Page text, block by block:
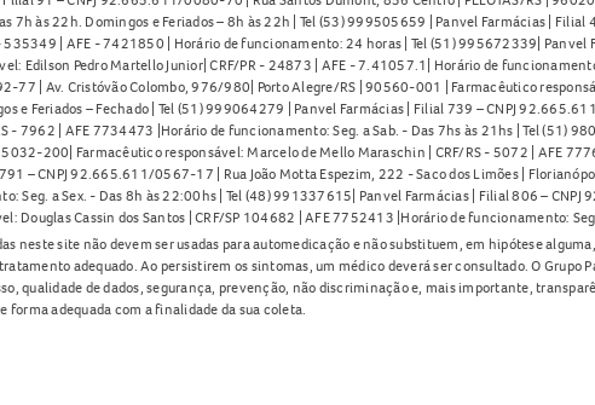
7h às 22h. Domingos e Feriados – 8h às 22h | Tel (53) 999505659 | Panvel Farmácias |
| AFE - 7421850 | Horário de funcionamento: 24 horas | Tel (51) 995672339|
Edilson Pedro Martello Junior| CRF/PR - 24873 | AFE - 7.41057.1| Horário de
| Av. Cristóvão Colombo, 976/980| Porto Alegre/RS | 90560-001 | Farmacêutico
e Feriados – Fechado | Tel (51) 999064279 | Panvel Farmácias | Filial 739 – CNPJ
- 7962 | AFE 7734473 |Horário de funcionamento: Seg. a Sab. - Das 7hs às 21hs | Tel (51)
200| Farmacêutico responsável: Marcelo de Mello Maraschin | CRF/RS - 5072 | AFE
– CNPJ 92.665.611/0567-17 | Rua João Motta Espezim, 222 - Saco dos Limões |
Seg. a Sex. - Das 8h às 22:00hs | Tel (48) 991337615| Panvel Farmácias | Filial 806 –
Douglas Cassin dos Santos | CRF/SP 104682 | AFE 7752413 |Horário de funcionamento:
neste site não devem ser usadas para automedicação e não substituem, em hipótese
adequado. Ao persistirem os sintomas, um médico deverá ser consultado. O Grupo
qualidade de dados, segurança, prevenção, não discriminação e, mais importante,
forma adequada com a finalidade da sua coleta.